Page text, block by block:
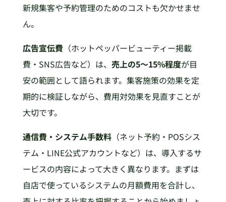
新規集客や予約管理のためのコストも欠かせませ
ん。
広告宣伝費 （ホットペッパービューティー掲載
費・SNS広告など）は、 売上の5〜15%程度が目
安の範囲として語られます。集客施策の効果を定
期的に検証しながら、費用対効果を見直すことが
大切です。
通信費・システム手数料（ネット予約・POSシス
テム・LINE公式アカウントなど）は、導入するサ
ービスの内容によって大きく異なります。まずは
自店で使っているシステムの月額費用を合計し、